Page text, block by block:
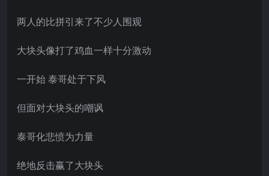
两人的比拼引来了不少人围观
大块头像打了鸡血一样十分激动
一开始 泰哥处于下风
但面对大块头的嘲讽
泰哥化悲愤为力量
绝地反击赢了大块头